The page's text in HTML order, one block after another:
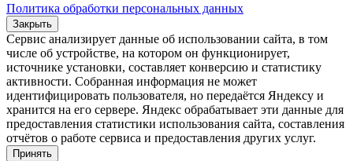
Политика обработки персональных данных
Закрыть
Сервис анализирует данные об использовании сайта, в том
числе об устройстве, на котором он функционирует,
источнике установки, составляет конверсию и статистику
активности. Собранная информация не может
идентифицировать пользователя, но передаётся Яндексу и
хранится на его сервере. Яндекс обрабатывает эти данные для
предоставления статистики использования сайта, составления
отчётов о работе сервиса и предоставления других услуг.
Принять